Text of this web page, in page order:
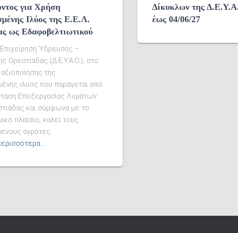
για Χρήση
Ιλύος της Ε.Ε.Λ.
ως Εδαφοβελτιωτικού
Ύδρευσης –
Ορεστιάδας (Δ.Ε.Υ.Α.Ο.), στο
της
ιλύος που παράγεται από
Επεξεργασίας Λυμάτων
και σύμφωνα με το
πλαίσιο, καλεί τους
αγρότες
Δίκυκλων της
έως 04/06/27